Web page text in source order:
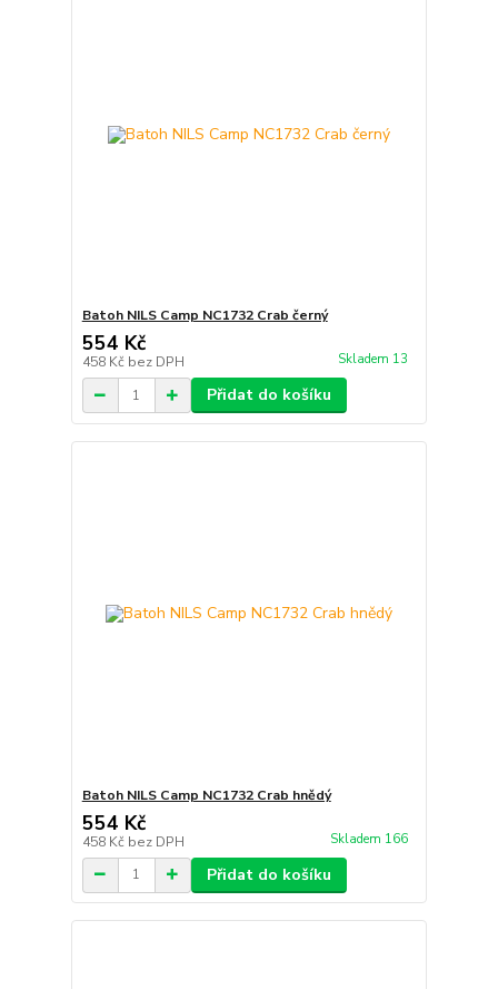
Batoh NILS Camp NC1732 Crab černý
554 Kč
458 Kč bez DPH Skladem 13
Přidat do košíku
Batoh NILS Camp NC1732 Crab hnědý
554 Kč
458 Kč bez DPH Skladem 166
Přidat do košíku